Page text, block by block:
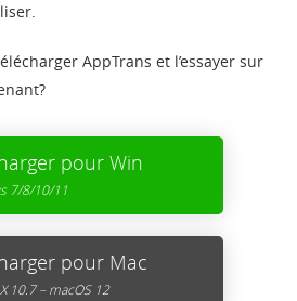
AppTrans et l’essayer sur
pour Win
7/8/10/11
pour Mac
10.7 – macOS 12